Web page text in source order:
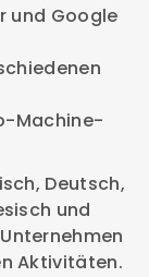
und Google
Machine-
Deutsch,
und
Aktivitäten.